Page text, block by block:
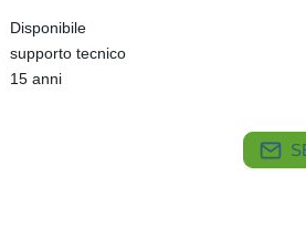
Disponibile
supporto tecnico
15 anni